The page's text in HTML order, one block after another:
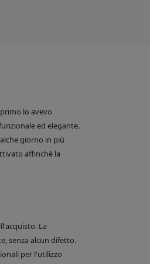
lo avevo
ed elegante.
giorno in più
affinché la
La
senza alcun difetto.
per l'utilizzo